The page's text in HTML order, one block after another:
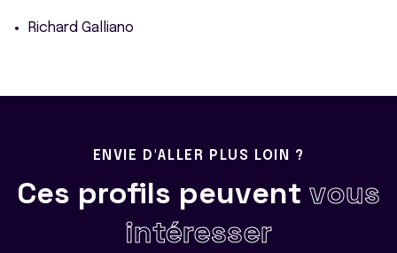
Richard Galliano
ENVIE D'ALLER PLUS LOIN ?
Ces profils peuvent vous
intéresser